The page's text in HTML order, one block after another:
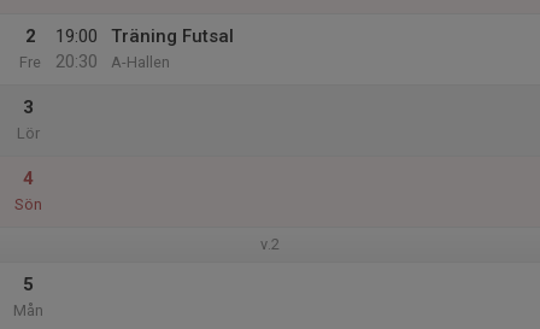
2
Fre
19:00
20:30
Träning Futsal
A-Hallen
3
Lör
4
Sön
v.2
5
Mån